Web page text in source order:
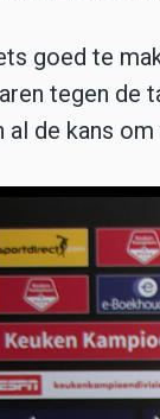
goed te
tegen de
al de kans